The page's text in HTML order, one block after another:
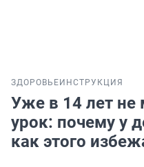
ЗДОРОВЬЕ ИНСТРУКЦИЯ
Уже в 14 лет не
урок: почему у
как этого